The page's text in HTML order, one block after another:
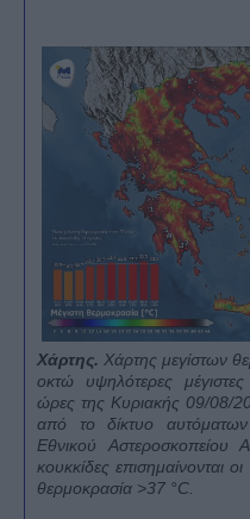
Χάρτης. Χάρτης μεγίστων
οκτώ υψηλότερες μέγιστες
ώρες της Κυριακής 09/08/
από το δίκτυο
Εθνικού
κουκκίδες επισημαίνονται
θερμοκρασία >37 °C.